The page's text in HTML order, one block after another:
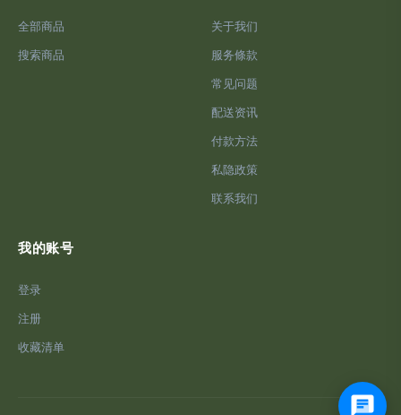
全部商品
搜索商品
关于我们
服务條款
常见问题
配送资讯
付款方法
私隐政策
联系我们
我的账号
登录
注册
收藏清单